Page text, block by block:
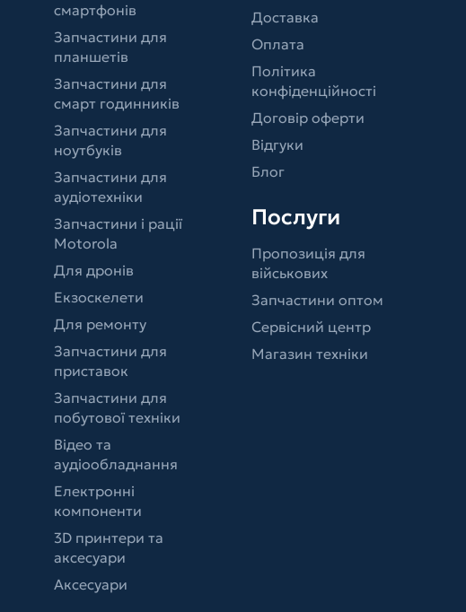
смартфонів
Запчастини для
планшетів
Запчастини для
смарт годинників
Запчастини для
ноутбуків
Запчастини для
аудіотехніки
Запчастини і рації
Motorola
Для дронів
Екзоскелети
Для ремонту
Запчастини для
приставок
Запчастини для
побутової техніки
Відео та
аудіообладнання
Електронні
компоненти
3D принтери та
аксесуари
Аксесуари
Доставка
Оплата
Політика
конфіденційності
Договір оферти
Відгуки
Блог
Послуги
Пропозиція для
військових
Запчастини оптом
Сервісний центр
Магазин техніки